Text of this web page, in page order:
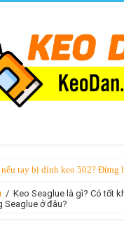
tay bị dính keo 502? Đừng
/ Keo Seaglue là gì? Có tốt
Seaglue ở đâu?